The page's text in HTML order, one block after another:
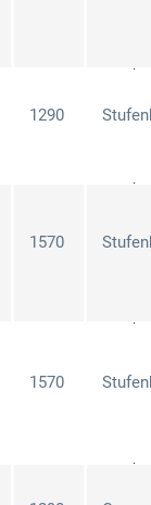
1290
1570
1570